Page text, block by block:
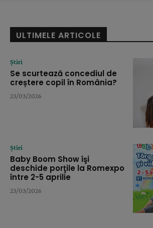
ULTIMELE ARTICOLE
Știri
Se scurtează concediul de
creștere copil în România?
23/03/2026
Știri
Baby Boom Show îşi
deschide porţile la Romexpo
între 2-5 aprilie
23/03/2026